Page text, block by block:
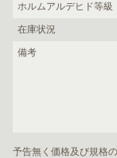
ホルムアルデヒド等級
在庫状況
備考
予告無く価格及び規格